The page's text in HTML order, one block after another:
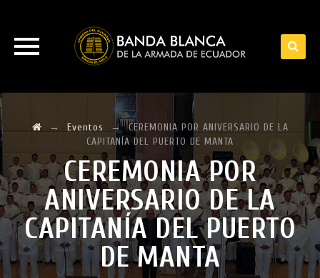
content
→ Eventos →CEREMONIA POR ANIVERSARIO DE LA
CAPITANÍA DEL PUERTO DE MANTA
CEREMONIA POR
ANIVERSARIO DE LA
CAPITANÍA DEL PUERTO
DE MANTA